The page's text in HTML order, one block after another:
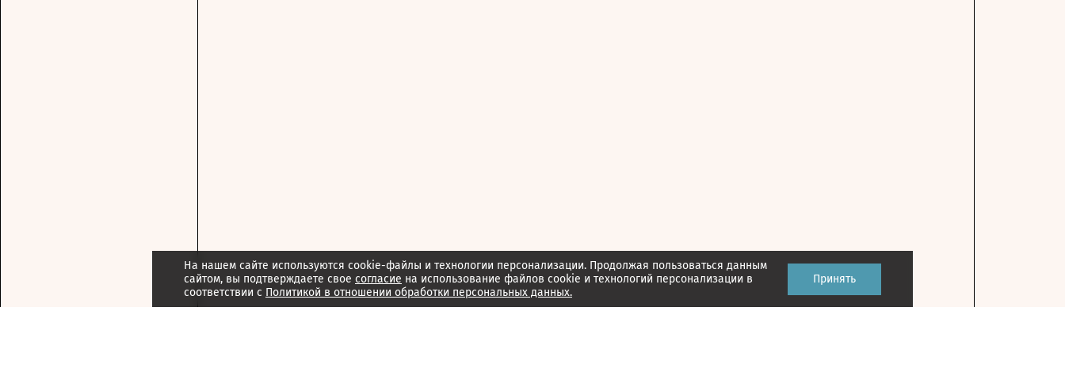
На нашем сайте используются cookie-файлы и технологии персонализации. Продолжая пользоваться данным
сайтом, вы подтверждаете свое согласие на использование файлов cookie и технологий персонализации в
соответствии с Политикой в отношении обработки персональных данных.
Принять